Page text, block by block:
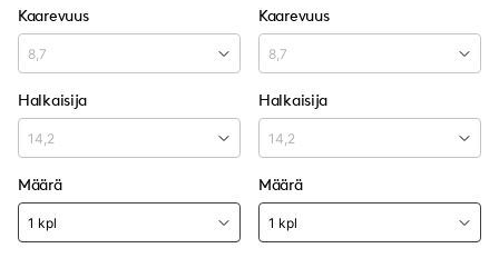
Kaarevuus
Halkaisija
Määrä
Kaarevuus
Halkaisija
Määrä